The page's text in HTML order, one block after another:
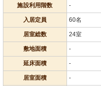
施設利用階数 -
入居定員 60名
居室総数 24室
敷地面積 -
延床面積 -
居室面積 -